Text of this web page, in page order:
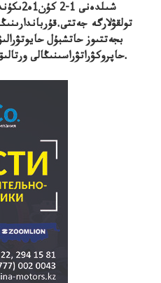
بجەتتىوز حاتشبۇل
حاپروكۋراتۋراسىنىڭالى ورتالىق ازيا ءباسپاسوزار قىزمەتحاتشىسى.